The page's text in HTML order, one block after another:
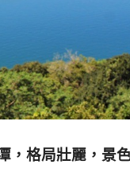
，格局壯麗，景